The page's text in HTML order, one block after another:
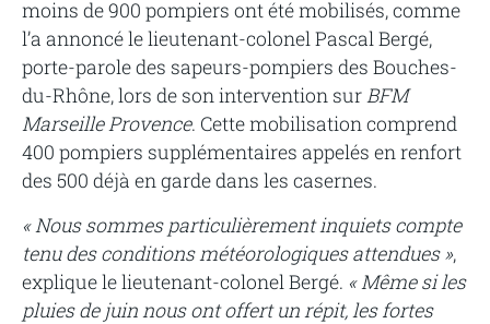
moins de 900 pompiers ont été mobilisés, comme
l’a annoncé le lieutenant-colonel Pascal Bergé,
porte-parole des sapeurs-pompiers des Bouches-
du-Rhône, lors de son intervention surBFM
Marseille Provence. Cette mobilisation comprend
400 pompiers supplémentaires appelés en renfort
des 500 déjà en garde dans les casernes.
« Nous sommes particulièrement inquiets compte
tenu des conditions météorologiques attendues »,
explique le lieutenant-colonel Bergé. « Même si les
pluies de juin nous ont offert un répit, les fortes